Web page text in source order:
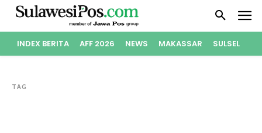
INDEX BERITA AFF 2026 NEWS MAKASSAR SULSEL
TAG